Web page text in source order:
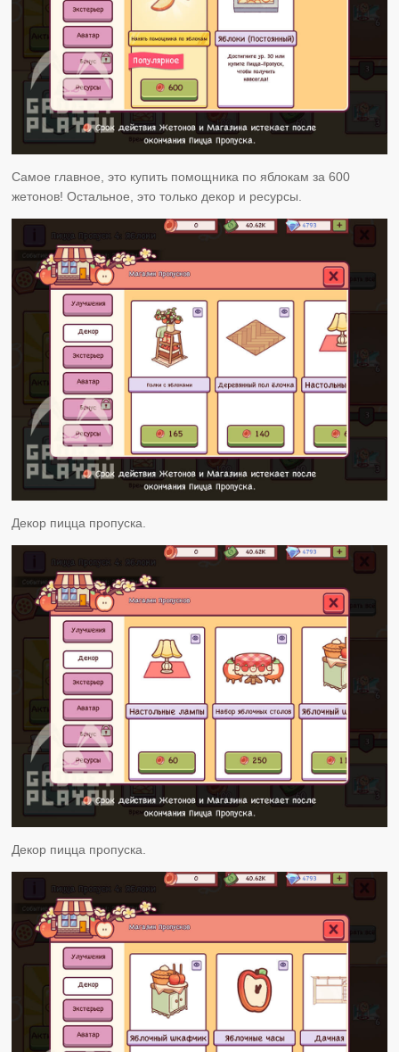
Самое главное, это купить помощника по яблокам за 600
жетонов! Остальное, это только декор и ресурсы.
Декор пицца пропуска.
Декор пицца пропуска.